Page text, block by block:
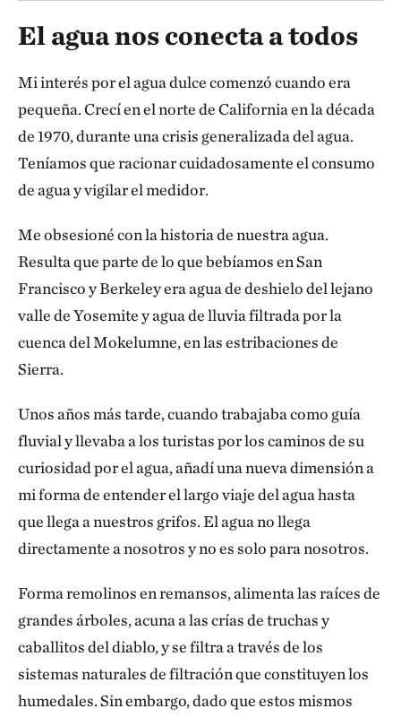
El agua nos conecta a todos
Mi interés por el agua dulce comenzó cuando era
pequeña. Crecí en el norte de California en la década
de 1970, durante una crisis generalizada del agua.
Teníamos que racionar cuidadosamente el consumo
de agua y vigilar el medidor.
Me obsesioné con la historia de nuestra agua.
Resulta que parte de lo que bebíamos en San
Francisco y Berkeley era agua de deshielo del lejano
valle de Yosemite y agua de lluvia filtrada por la
cuenca del Mokelumne, en las estribaciones de
Sierra.
Unos años más tarde, cuando trabajaba como guía
fluvial y llevaba a los turistas por los caminos de su
curiosidad por el agua, añadí una nueva dimensión a
mi forma de entender el largo viaje del agua hasta
que llega a nuestros grifos. El agua no llega
directamente a nosotros y no es solo para nosotros.
Forma remolinos en remansos, alimenta las raíces de
grandes árboles, acuna a las crías de truchas y
caballitos del diablo, y se filtra a través de los
sistemas naturales de filtración que constituyen los
humedales. Sin embargo, dado que estos mismos